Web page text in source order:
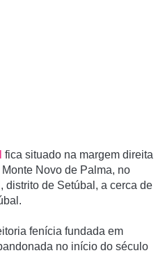
fica situado na margem direita
Novo de Palma, no
distrito de Setúbal, a cerca de
fení­cia fundada em
no iní­cio do século